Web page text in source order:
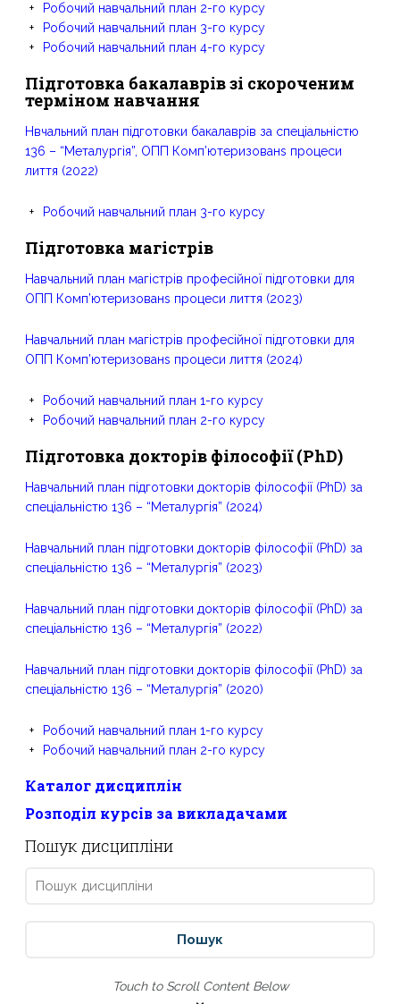
Робочий навчальний план 2-го курсу
Робочий навчальний план 3-го курсу
Робочий навчальний план 4-го курсу
Підготовка бакалаврів зі скороченим
терміном навчання
Нвчальний план підготовки бакалаврів за спеціальністю
136 – “Металургія”, ОПП Комп’ютеризованs процеси
лиття (2022)
Робочий навчальний план 3-го курсу
Підготовка магістрів
Навчальний план магістрів професійної підготовки для
ОПП Комп’ютеризованs процеси лиття (2023)
Навчальний план магістрів професійної підготовки для
ОПП Комп’ютеризованs процеси лиття (2024)
Робочий навчальний план 1-го курсу
Робочий навчальний план 2-го курсу
Підготовка докторів філософії(PhD)
Навчальний план підготовки докторів філософії (PhD) за
спеціальністю 136 – “Металургія” (2024)
Навчальний план підготовки докторів філософії (PhD) за
спеціальністю 136 – “Металургія” (2023)
Навчальний план підготовки докторів філософії (PhD) за
спеціальністю 136 – “Металургія” (2022)
Навчальний план підготовки докторів філософії (PhD) за
спеціальністю 136 – “Металургія” (2020)
Робочий навчальний план 1-го курсу
Робочий навчальний план 2-го курсу
Каталог дисциплін
Розподіл курсів за викладачами
Пошук дисципліни
Touch to Scroll Content Below